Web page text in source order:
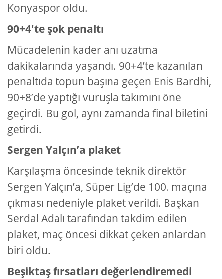
Konyaspor oldu.
90+4'te şok penaltı
Mücadelenin kader anı uzatma
dakikalarında yaşandı. 90+4’te kazanılan
penaltıda topun başına geçen Enis Bardhi,
90+8’de yaptığı vuruşla takımını öne
geçirdi. Bu gol, aynı zamanda final biletini
getirdi.
Sergen Yalçın’a plaket
Karşılaşma öncesinde teknik direktör
Sergen Yalçın’a, Süper Lig’de 100. maçına
çıkması nedeniyle plaket verildi. Başkan
Serdal Adalı tarafından takdim edilen
plaket, maç öncesi dikkat çeken anlardan
biri oldu.
Beşiktaş fırsatları değerlendiremedi